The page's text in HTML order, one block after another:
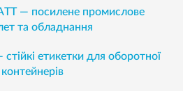
— посилене промислове
та обладнання
етикетки для оборотної